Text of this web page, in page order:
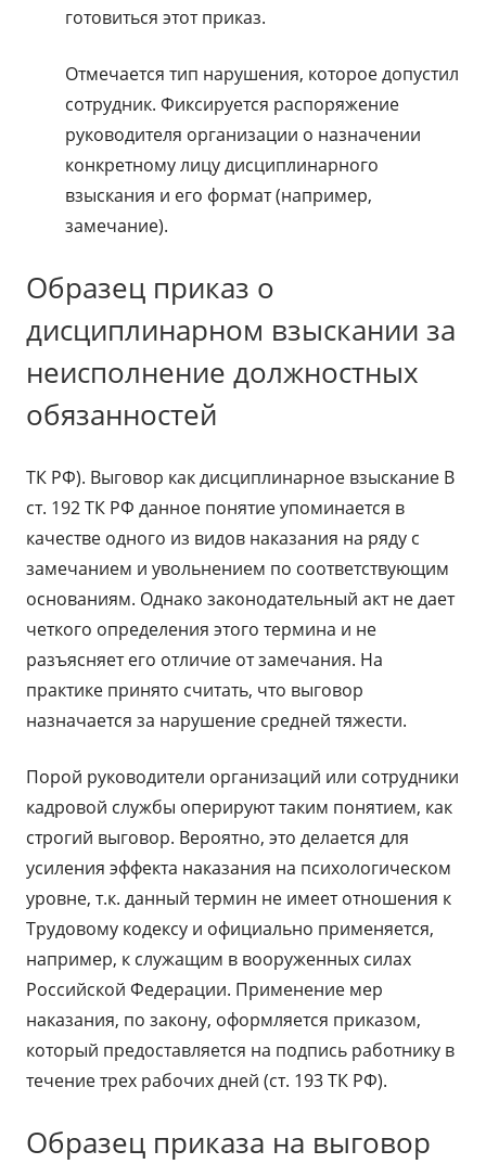
готовиться этот приказ.
Отмечается тип нарушения, которое допустил
сотрудник. Фиксируется распоряжение
руководителя организации о назначении
конкретному лицу дисциплинарного
взыскания и его формат (например,
замечание).
Образец приказ о
дисциплинарном взыскании за
неисполнение должностных
обязанностей
ТК РФ). Выговор как дисциплинарное взыскание В
ст. 192 ТК РФ данное понятие упоминается в
качестве одного из видов наказания на ряду с
замечанием и увольнением по соответствующим
основаниям. Однако законодательный акт не дает
четкого определения этого термина и не
разъясняет его отличие от замечания. На
практике принято считать, что выговор
назначается за нарушение средней тяжести.
Порой руководители организаций или сотрудники
кадровой службы оперируют таким понятием, как
строгий выговор. Вероятно, это делается для
усиления эффекта наказания на психологическом
уровне, т.к. данный термин не имеет отношения к
Трудовому кодексу и официально применяется,
например, к служащим в вооруженных силах
Российской Федерации. Применение мер
наказания, по закону, оформляется приказом,
который предоставляется на подпись работнику в
течение трех рабочих дней (ст. 193 ТК РФ).
Образец приказа на выговор